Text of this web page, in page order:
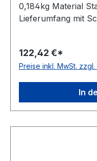
0,184kg Material
Lieferumfang mit
Toleranzklasse
ABEC 1
122,42 €*
Preise inkl. MwSt.
In